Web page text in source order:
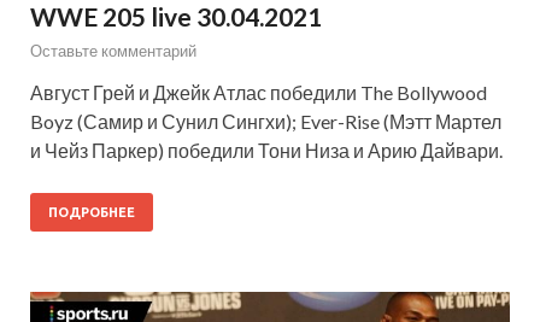
WWE 205 live 30.04.2021
Оставьте комментарий
Август Грей и Джейк Атлас победили The Bollywood
Boyz (Самир и Сунил Сингхи); Ever-Rise (Мэтт Мартел
и Чейз Паркер) победили Тони Низа и Арию Дайвари.
ПОДРОБНЕЕ